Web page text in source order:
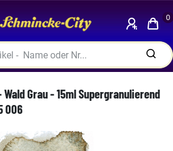
0
Grau - 15ml Supergranulierend
006